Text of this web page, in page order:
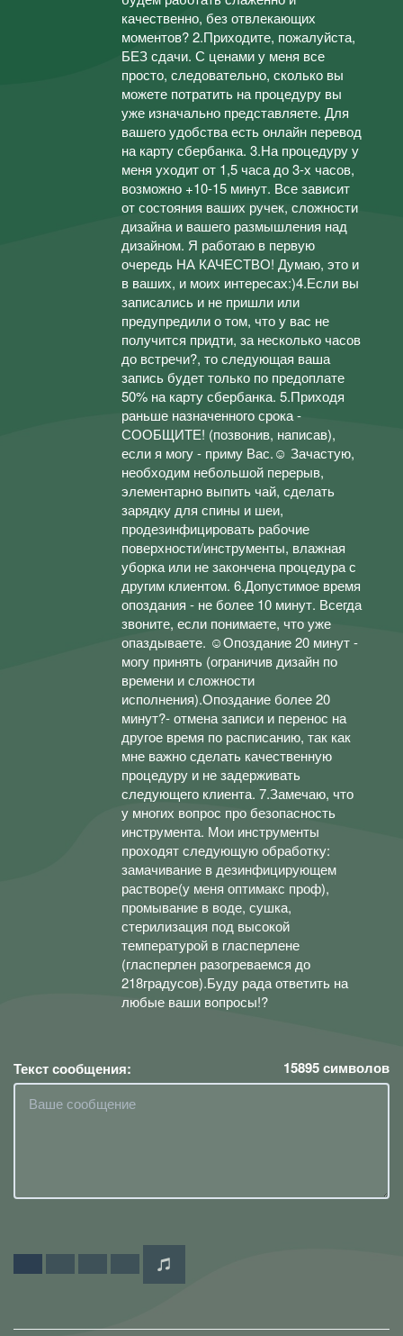
качественно, без отвлекающих
моментов? 2.Приходите, пожалуйста,
БЕЗ сдачи. С ценами у меня все
просто, следовательно, сколько вы
можете потратить на процедуру вы
уже изначально представляете. Для
вашего удобства есть онлайн перевод
на карту сбербанка. 3.На процедуру у
меня уходит от 1,5 часа до 3-х часов,
возможно +10-15 минут. Все зависит
от состояния ваших ручек, сложности
дизайна и вашего размышления над
дизайном. Я работаю в первую
очередь НА КАЧЕСТВО! Думаю, это и
в ваших, и моих интересах:)4.Если вы
записались и не пришли или
предупредили о том, что у вас не
получится придти, за несколько часов
до встречи?, то следующая ваша
запись будет только по предоплате
50% на карту сбербанка. 5.Приходя
раньше назначенного срока -
СООБЩИТЕ! (позвонив, написав),
если я могу - приму Вас.☺ Зачастую,
необходим небольшой перерыв,
элементарно выпить чай, сделать
зарядку для спины и шеи,
продезинфицировать рабочие
поверхности/инструменты, влажная
уборка или не закончена процедура с
другим клиентом. 6.Допустимое время
опоздания - не более 10 минут. Всегда
звоните, если понимаете, что уже
опаздываете. ☺Опоздание 20 минут -
могу принять (ограничив дизайн по
времени и сложности
исполнения).Опоздание более 20
минут?- отмена записи и перенос на
другое время по расписанию, так как
мне важно сделать качественную
процедуру и не задерживать
следующего клиента. 7.Замечаю, что
у многих вопрос про безопасность
инструмента. Мои инструменты
проходят следующую обработку:
замачивание в дезинфицирующем
растворе(у меня оптимакс проф),
промывание в воде, сушка,
стерилизация под высокой
температурой в гласперлене
(гласперлен разогреваемся до
218градусов).Буду рада ответить на
любые ваши вопросы!?
Текст сообщения: 15895символов